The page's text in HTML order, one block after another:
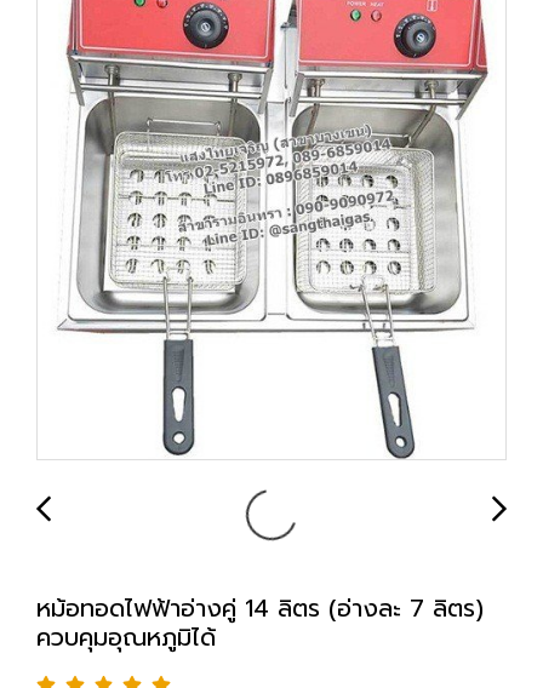
หม้อทอดไฟฟ้าอ่างคู่ 14 ลิตร (อ่างละ 7 ลิตร)
ควบคุมอุณหภูมิได้